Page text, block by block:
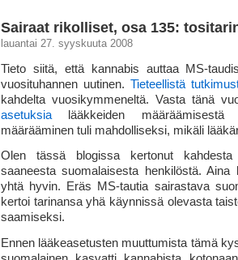
Sairaat rikolliset, osa 135:
lauantai 27. syyskuuta 2008
Tieto siitä, että kannabis auttaa MS-
vuosituhannen uutinen.Tieteellistä
kahdelta vuosikymmeneltä. Vasta tänä
asetuksia lääkkeiden
määrääminen tuli mahdolliseksi, mikäli
Olen tässä blogissa kertonut kahdesta
saaneesta suomalaisesta henkilöstä.
yhtä hyvin. Eräs MS-tautia sairastava
kertoi tarinansa yhä käynnissä olevasta
saamiseksi.
Ennen lääkeasetusten muuttumista tämä